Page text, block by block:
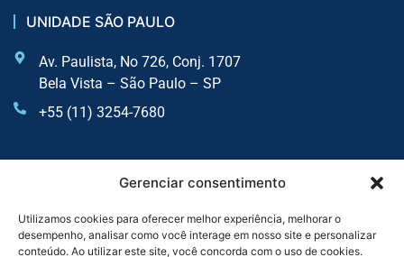
Gerenciar consentimento
Utilizamos cookies para oferecer melhor experiência, melhorar o
desempenho, analisar como você interage em nosso site e personalizar
conteúdo. Ao utilizar este site, você concorda com o uso de cookies.
UNIDADE SÃO PAULO
Av. Paulista, No 726, Conj. 1707
Bela Vista – São Paulo – SP
+55 (11) 3254-7680
UNIDADE SOROCABA
Av. Dr Afonso Vergueiro, 2900 - Sala 6 - Vila Augusta
Sorocaba - SP